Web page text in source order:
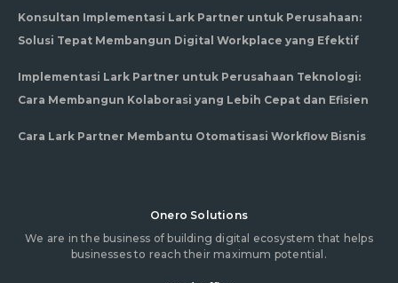
Konsultan Implementasi Lark Partner untuk Perusahaan:
Solusi Tepat Membangun Digital Workplace yang Efektif
Implementasi Lark Partner untuk Perusahaan Teknologi:
Cara Membangun Kolaborasi yang Lebih Cepat dan Efisien
Cara Lark Partner Membantu Otomatisasi Workflow Bisnis
Onero Solutions
We are in the business of building digital ecosystem that helps
businesses to reach their maximum potential.